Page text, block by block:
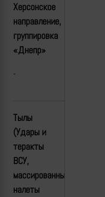
Херсонское
направление,
группировка
«Днепр»
-
Тылы
(Удары и
теракты
ВСУ,
массированные
налеты